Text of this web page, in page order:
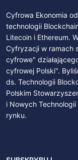
Cyfrowa Ekonomia
technologii
Litecoin i Ethereum.
Cyfryzacji w ramach
cyfrowe"
cyfrowej Polski".
ds. Technologii
Polskim
i Nowych
rynku.